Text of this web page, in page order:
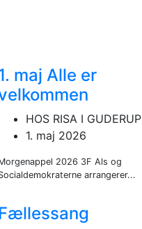
maj Alle er
HOS RISA I GUDERUP
1. maj 2026
2026 3F Als og
arrangerer...
Fællessang